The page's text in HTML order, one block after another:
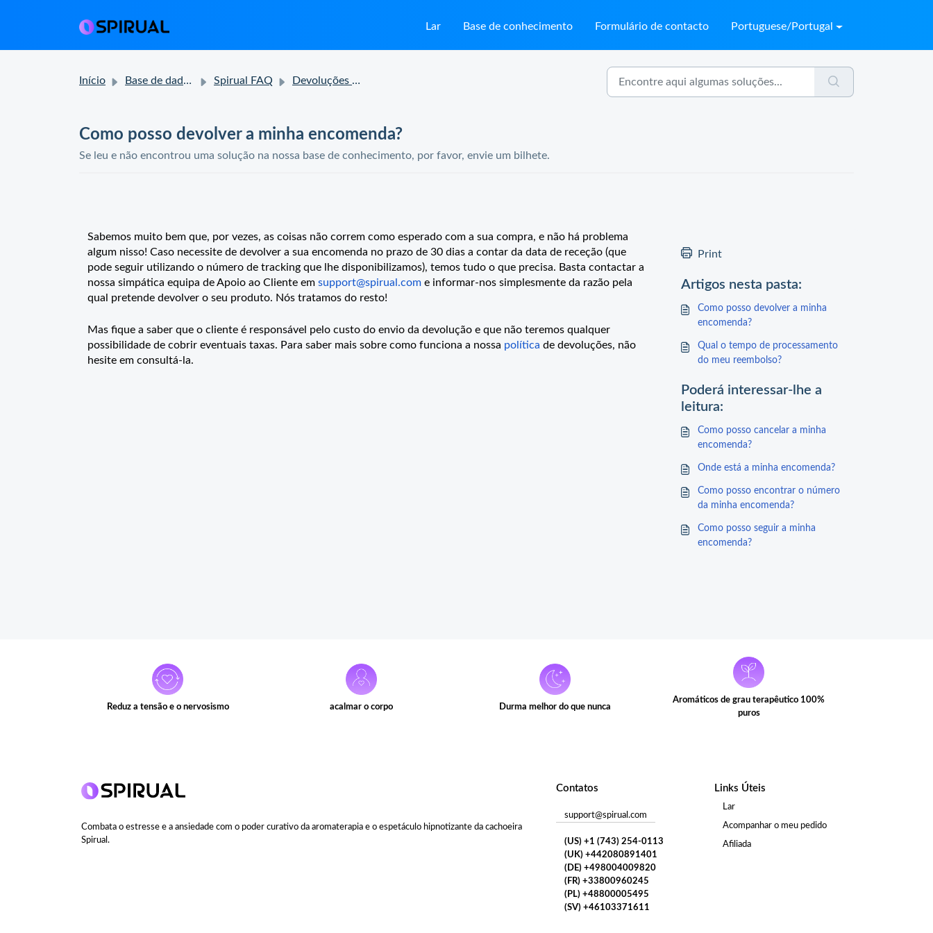
Lar Base de conhecimento Formulário de contacto Portuguese/Portugal
Início Base de dados de conhecimento Spirual FAQ Devoluções e reclamações
Como posso devolver a minha encomenda?
Se leu e não encontrou uma solução na nossa base de conhecimento, por favor, envie um bilhete.
Sabemos muito bem que, por vezes, as coisas não correm como esperado com a sua compra, e não há problema
algum nisso! Caso necessite de devolver a sua encomenda no prazo de 30 dias a contar da data de receção (que
pode seguir utilizando o número de tracking que lhe disponibilizamos), temos tudo o que precisa. Basta contactar a
nossa simpática equipa de Apoio ao Cliente em support@spirual.com e informar-nos simplesmente da razão pela
qual pretende devolver o seu produto. Nós tratamos do resto!
Mas fique a saber que o cliente é responsável pelo custo do envio da devolução e que não teremos qualquer
possibilidade de cobrir eventuais taxas. Para saber mais sobre como funciona a nossa política de devoluções, não
hesite em consultá-la.
Print
Artigos nesta pasta:
Como posso devolver a minha
encomenda?
Qual o tempo de processamento
do meu reembolso?
Poderá interessar-lhe a
leitura:
Como posso cancelar a minha
encomenda?
Onde está a minha encomenda?
Como posso encontrar o número
da minha encomenda?
Como posso seguir a minha
encomenda?
Reduz a tensão e o nervosismo acalmar o corpo Durma melhor do que nunca
Aromáticos de grau terapêutico 100%
puros
Combata o estresse e a ansiedade com o poder curativo da aromaterapia e o espetáculo hipnotizante da cachoeira
Spirual.
Contatos
support@spirual.com
(US) +1 (743) 254-0113
(UK) +442080891401
(DE) +498004009820
(FR) +33800960245
(PL) +48800005495
(SV) +46103371611
Links Úteis
Lar
Acompanhar o meu pedido
Afiliada